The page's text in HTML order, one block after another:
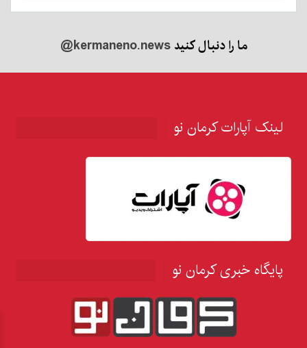
ما را دنبال کنید@kermaneno.news
لینک آپارات کرمان نو
پایگاه خبری کرمان نو